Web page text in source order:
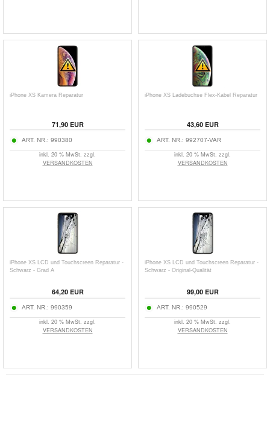
iPhone XS Kamera Reparatur
71,90 EUR
ART. NR.: 990380
inkl. 20 % MwSt. zzgl.
VERSANDKOSTEN
iPhone XS Ladebuchse Flex-Kabel Reparatur
43,60 EUR
ART. NR.: 992707-VAR
inkl. 20 % MwSt. zzgl.
VERSANDKOSTEN
iPhone XS LCD und Touchscreen Reparatur -
Schwarz - Grad A
64,20 EUR
ART. NR.: 990359
inkl. 20 % MwSt. zzgl.
VERSANDKOSTEN
iPhone XS LCD und Touchscreen Reparatur -
Schwarz - Original-Qualität
99,00 EUR
ART. NR.: 990529
inkl. 20 % MwSt. zzgl.
VERSANDKOSTEN